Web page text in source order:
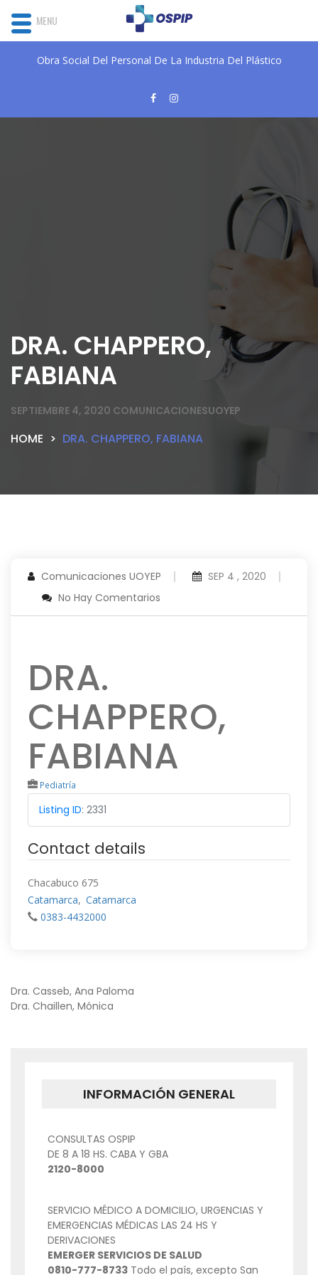
Obra Social Del Personal De La Industria Del Plástico
DRA. CHAPPERO,
FABIANA
SEPTIEMBRE 4, 2020 COMUNICACIONESUOYEP
HOME DRA. CHAPPERO, FABIANA
Comunicaciones UOYEP
SEP 4 , 2020
No Hay Comentarios
DRA.
CHAPPERO,
FABIANA
Pediatría
Listing ID: 2331
Contact details
Chacabuco 675
Catamarca, Catamarca
0383-4432000
NAVEGACIÓN
Dra. Casseb, Ana Paloma
Dra. Chaillen, Mónica
INFORMACIÓN GENERAL
CONSULTAS OSPIP
DE 8 A 18 HS. CABA Y GBA
2120-8000
SERVICIO MÉDICO A DOMICILIO, URGENCIAS Y
EMERGENCIAS MÉDICAS LAS 24 HS Y
DERIVACIONES
EMERGER SERVICIOS DE SALUD
0810-777-8733 Todo el país, excepto San
MENU